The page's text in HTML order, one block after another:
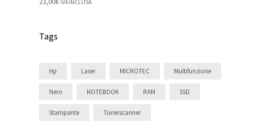
IVA INCLUSA
Tags
Hp Laser MICROTEC Multifunzione
Nero NOTEBOOK RAM SSD
Stampante Tonerscanner